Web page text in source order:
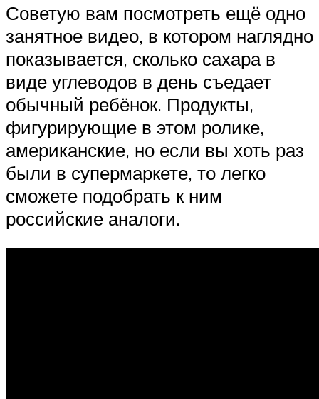
Советую вам посмотреть ещё одно
занятное видео, в котором наглядно
показывается, сколько сахара в
виде углеводов в день съедает
обычный ребёнок. Продукты,
фигурирующие в этом ролике,
американские, но если вы хоть раз
были в супермаркете, то легко
сможете подобрать к ним
российские аналоги.